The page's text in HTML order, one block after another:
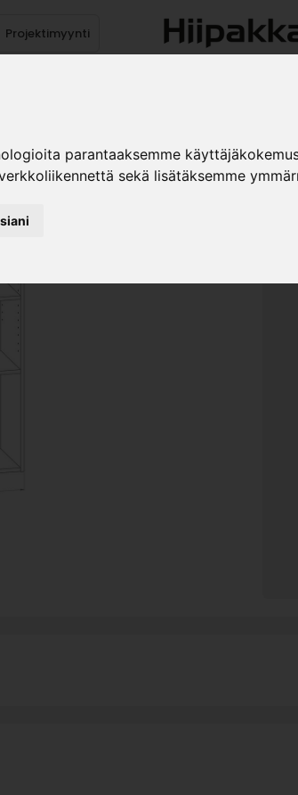
parantaaksemme
sekä lisätäksemme
Projektimyynti